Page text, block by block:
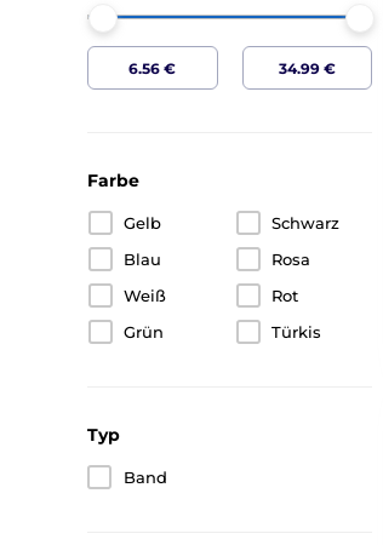
Farbe
Gelb
Schwarz
Blau
Rosa
Weiß
Rot
Grün
Türkis
Typ
Band